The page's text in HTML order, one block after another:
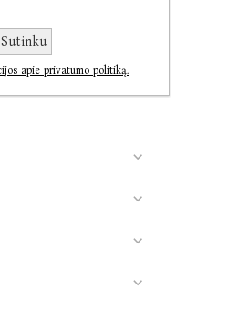
Sutinku
apie privatumo politiką.